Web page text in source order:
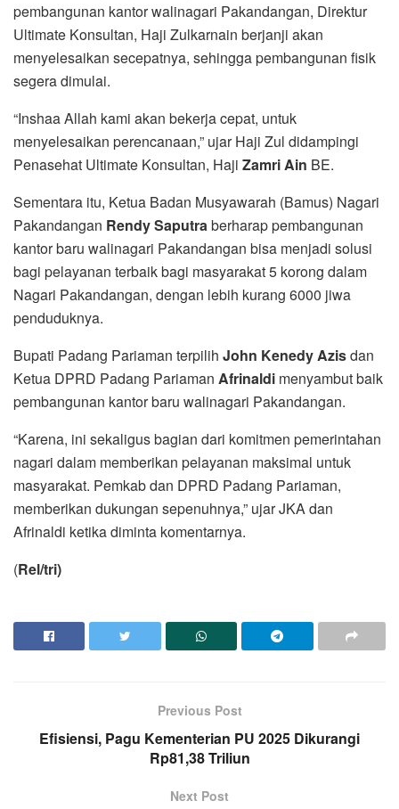
pembangunan kantor walinagari Pakandangan, Direktur
Ultimate Konsultan, Haji Zulkarnain berjanji akan
menyelesaikan secepatnya, sehingga pembangunan fisik
segera dimulai.
“Inshaa Allah kami akan bekerja cepat, untuk
menyelesaikan perencanaan,” ujar Haji Zul didampingi
Penasehat Ultimate Konsultan, Haji Zamri Ain BE.
Sementara itu, Ketua Badan Musyawarah (Bamus) Nagari
Pakandangan Rendy Saputraberharap pembangunan
kantor baru walinagari Pakandangan bisa menjadi solusi
bagi pelayanan terbaik bagi masyarakat 5 korong dalam
Nagari Pakandangan, dengan lebih kurang 6000 jiwa
penduduknya.
Bupati Padang Pariaman terpilih John Kenedy Azisdan
Ketua DPRD Padang Pariaman Afrinaldi menyambut baik
pembangunan kantor baru walinagari Pakandangan.
“Karena, ini sekaligus bagian dari komitmen pemerintahan
nagari dalam memberikan pelayanan maksimal untuk
masyarakat. Pemkab dan DPRD Padang Pariaman,
memberikan dukungan sepenuhnya,” ujar JKA dan
Afrinaldi ketika diminta komentarnya.
(Rel/tri)
Previous Post
Efisiensi, Pagu Kementerian PU 2025 Dikurangi
Rp81,38 Triliun
Next Post